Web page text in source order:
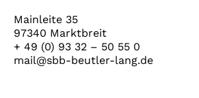
Mainleite 35
97340 Marktbreit
+ 49 (0) 93 32 – 50 55 0
mail@sbb-beutler-lang.de